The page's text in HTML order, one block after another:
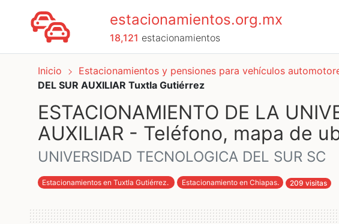
estacionamientos.org.mx
18,121 estacionamientos
Inicio Estacionamientos y pensiones para vehículos
DEL SUR AUXILIAR Tuxtla Gutiérrez
ESTACIONAMIENTO DE LA
AUXILIAR - Teléfono, mapa de
UNIVERSIDAD TECNOLOGICA DEL SUR SC
Estacionamientos en Tuxtla Gutiérrez. Estacionamiento en Chiapas. 209 visitas